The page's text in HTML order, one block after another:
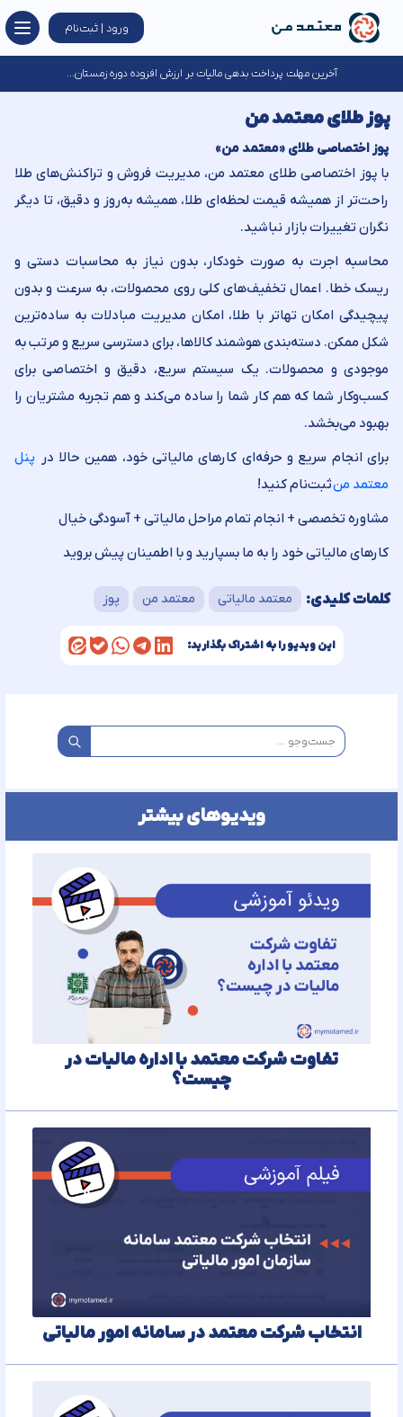
ورود | ثبت‌نام
آخرین مهلت پرداخت بدهی مالیات بر ارزش افزوده دوره زمستان...
پوز طلای معتمد من
پوز اختصاصی طلای «معتمد من»
با پوز اختصاصی طلای معتمد من، مدیریت فروش و تراکنش‌های طلا
راحت‌تر از همیشه قیمت لحظه‌ای طلا، همیشه به‌روز و دقیق، تا دیگر
نگران تغییرات بازار نباشید.
محاسبه اجرت به صورت خودکار، بدون نیاز به محاسبات دستی و
ریسک خطا. اعمال تخفیف‌های کلی روی محصولات، به سرعت و بدون
پیچیدگی امکان تهاتر با طلا، امکان مدیریت مبادلات به ساده‌ترین
شکل ممکن. دسته‌بندی هوشمند کالاها، برای دسترسی سریع و مرتب به
موجودی و محصولات. یک سیستم سریع، دقیق و اختصاصی برای
کسب‌وکار شما که هم کار شما را ساده می‌کند و هم تجربه مشتریان را
بهبود می‌بخشد.
برای انجام سریع و حرفه‌ای کارهای مالیاتی خود، همین حالا در پنل
معتمد منثبت‌نام کنید!
مشاوره تخصصی + انجام تمام مراحل مالیاتی + آسودگی خیال
کارهای مالیاتی خود را به ما بسپارید و با اطمینان پیش بروید
کلمات کلیدی: معتمد مالیاتی معتمد من پوز
این ویدیو را به اشتراک بگذارید:
ویدیوهای بیشتر
تفاوت شرکت معتمد با اداره مالیات در
چیست؟
انتخاب شرکت معتمد در سامانه امور مالیاتی